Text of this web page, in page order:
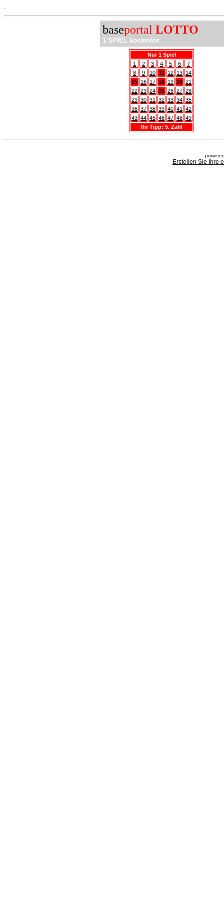
baseportal LOTTO
1 SPIEL kostenlos
Nur 1 Spiel
1
2 3 4 5 6
7
8
9 10 11 12 13 14
15 16 17 18 19 20 21
22 23 24 25 26 27 28
29 30 31 32 33 34 35
36 37 38 39 40 41
42
43 44 45 46 47 48 49
Ihr Tipp: 5. Zahl
Erstellen Sie Ihre